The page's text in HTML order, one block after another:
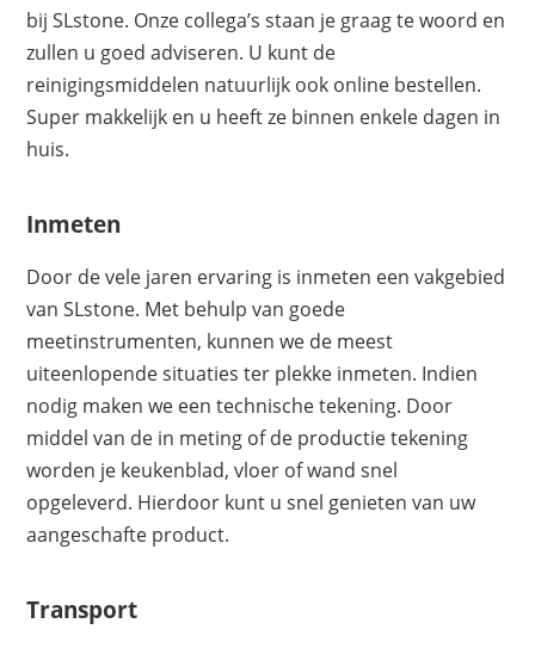
bij SLstone. Onze collega’s staan je graag te woord en
zullen u goed adviseren. U kunt de
reinigingsmiddelen natuurlijk ook online bestellen.
Super makkelijk en u heeft ze binnen enkele dagen in
huis.
Inmeten
Door de vele jaren ervaring is inmeten een vakgebied
van SLstone. Met behulp van goede
meetinstrumenten, kunnen we de meest
uiteenlopende situaties ter plekke inmeten. Indien
nodig maken we een technische tekening. Door
middel van de in meting of de productie tekening
worden je keukenblad, vloer of wand snel
opgeleverd. Hierdoor kunt u snel genieten van uw
aangeschafte product.
Transport